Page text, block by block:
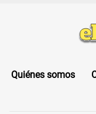
Quiénes somos